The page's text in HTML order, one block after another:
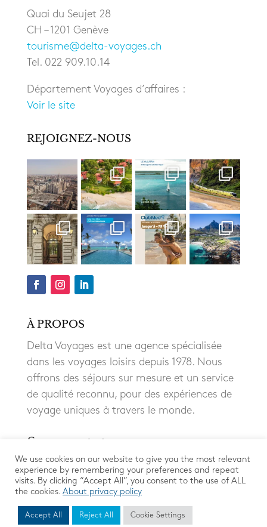
Quai du Seujet 28
CH – 1201 Genève
tourisme@delta-voyages.ch
Tel. 022 909.10.14
Département Voyages d’affaires :
Voir le site
REJOIGNEZ-NOUS
À PROPOS
Delta Voyages est une agence spécialisée
dans les voyages loisirs depuis 1978. Nous
offrons des séjours sur mesure et un service
de qualité reconnu, pour des expériences de
voyage uniques à travers le monde.
We use cookies on our website to give you the most relevant
experience by remembering your preferences and repeat
visits. By clicking “Accept All”, you consent to the use of ALL
the cookies. About privacy policy
Accept All Reject All Cookie Settings